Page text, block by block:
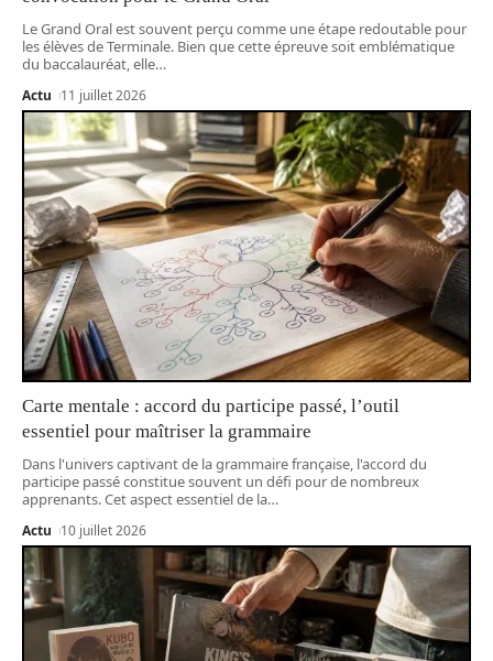
Le Grand Oral est souvent perçu comme une étape redoutable pour
les élèves de Terminale. Bien que cette épreuve soit emblématique
du baccalauréat, elle…
Actu 11 juillet 2026
Carte mentale : accord du participe passé, l’outil
essentiel pour maîtriser la grammaire
Dans l'univers captivant de la grammaire française, l'accord du
participe passé constitue souvent un défi pour de nombreux
apprenants. Cet aspect essentiel de la…
Actu 10 juillet 2026